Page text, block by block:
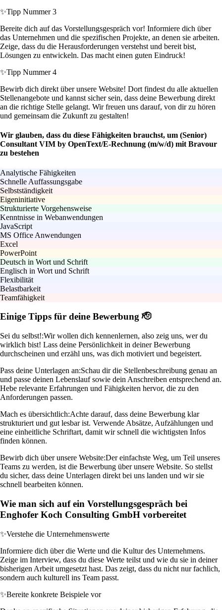
✨Tipp Nummer 3
Bereite dich auf das Vorstellungsgespräch vor! Informiere dich über
das Unternehmen und die spezifischen Projekte, an denen sie arbeiten.
Zeige, dass du die Herausforderungen verstehst und bereit bist,
Lösungen zu entwickeln. Das macht einen guten Eindruck!
✨Tipp Nummer 4
Bewirb dich direkt über unsere Website! Dort findest du alle aktuellen
Stellenangebote und kannst sicher sein, dass deine Bewerbung direkt
an die richtige Stelle gelangt. Wir freuen uns darauf, von dir zu hören
und gemeinsam die Zukunft zu gestalten!
Wir glauben, dass du diese Fähigkeiten brauchst, um (Senior)
Consultant VIM by OpenText/E-Rechnung (m/w/d) mit Bravour
zu bestehen
Analytische Fähigkeiten
Schnelle Auffassungsgabe
Selbstständigkeit
Eigeninitiative
Strukturierte Vorgehensweise
Kenntnisse in Webanwendungen
JavaScript
MS Office Anwendungen
Excel
PowerPoint
Deutsch in Wort und Schrift
Englisch in Wort und Schrift
Flexibilität
Belastbarkeit
Teamfähigkeit
Einige Tipps für deine Bewerbung 🫡
Sei du selbst!:Wir wollen dich kennenlernen, also zeig uns, wer du
wirklich bist! Lass deine Persönlichkeit in deiner Bewerbung
durchscheinen und erzähl uns, was dich motiviert und begeistert.
Pass deine Unterlagen an:Schau dir die Stellenbeschreibung genau an
und passe deinen Lebenslauf sowie dein Anschreiben entsprechend an.
Hebe relevante Erfahrungen und Fähigkeiten hervor, die zu den
Anforderungen passen.
Mach es übersichtlich:Achte darauf, dass deine Bewerbung klar
strukturiert und gut lesbar ist. Verwende Absätze, Aufzählungen und
eine einheitliche Schriftart, damit wir schnell die wichtigsten Infos
finden können.
Bewirb dich über unsere Website:Der einfachste Weg, um Teil unseres
Teams zu werden, ist die Bewerbung über unsere Website. So stellst
du sicher, dass deine Unterlagen direkt bei uns landen und wir sie
schnell bearbeiten können.
Wie man sich auf ein Vorstellungsgespräch bei
Enghofer Koch Consulting GmbH vorbereitet
✨Verstehe die Unternehmenswerte
Informiere dich über die Werte und die Kultur des Unternehmens.
Zeige im Interview, dass du diese Werte teilst und wie du sie in deiner
bisherigen Arbeit umgesetzt hast. Das zeigt, dass du nicht nur fachlich,
sondern auch kulturell ins Team passt.
✨Bereite konkrete Beispiele vor